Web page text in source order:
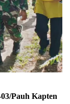
Pauh Kapten